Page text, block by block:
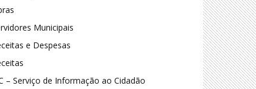
Municipais
e Despesas
– Serviço de Informação ao Cidadão